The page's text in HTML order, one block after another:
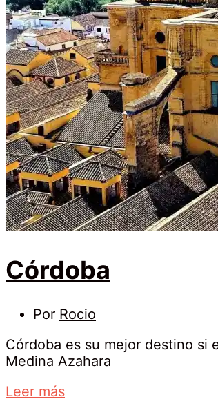
Córdoba
29
2020
Por Rocio
Córdoba
Córdoba es su mejor destino si
Medina Azahara
Leer másabout